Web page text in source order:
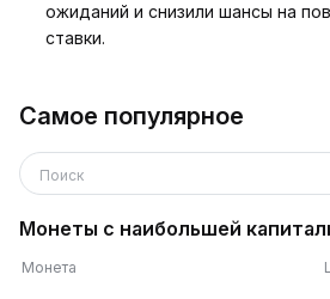
ожиданий и снизили шансы на
ставки.
Самое популярное
Поиск
Монеты с наибольшей
Монета